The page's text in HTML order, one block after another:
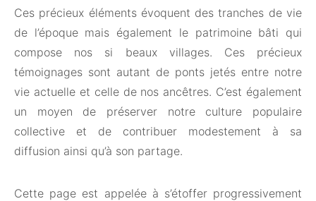
Ces précieux éléments évoquent des tranches de vie
de l’époque mais également le patrimoine bâti qui
compose nos si beaux villages. Ces précieux
témoignages sont autant de ponts jetés entre notre
vie actuelle et celle de nos ancêtres. C’est également
un moyen de préserver notre culture populaire
collective et de contribuer modestement à sa
diffusion ainsi qu’à son partage.
Cette page est appelée à s’étoffer progressivement